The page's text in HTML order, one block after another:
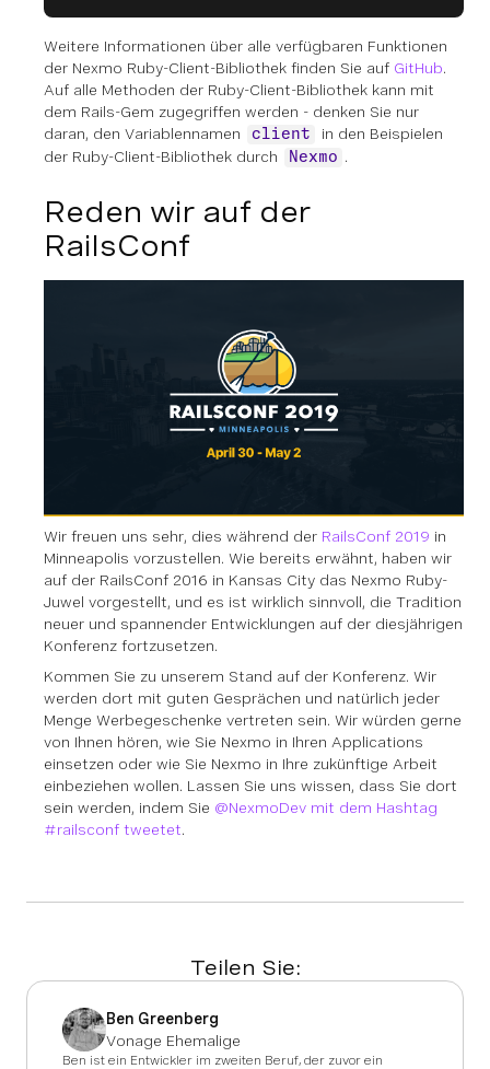
Weitere Informationen über alle verfügbaren Funktionen
der Nexmo Ruby-Client-Bibliothek finden Sie auf GitHub.
Auf alle Methoden der Ruby-Client-Bibliothek kann mit
dem Rails-Gem zugegriffen werden - denken Sie nur
daran, den Variablennamen
client
in den Beispielen
der Ruby-Client-Bibliothek durch
Nexmo .
Reden wir auf der
RailsConf
Wir freuen uns sehr, dies während der RailsConf 2019 in
Minneapolis vorzustellen. Wie bereits erwähnt, haben wir
auf der RailsConf 2016 in Kansas City das Nexmo Ruby-
Juwel vorgestellt, und es ist wirklich sinnvoll, die Tradition
neuer und spannender Entwicklungen auf der diesjährigen
Konferenz fortzusetzen.
Kommen Sie zu unserem Stand auf der Konferenz. Wir
werden dort mit guten Gesprächen und natürlich jeder
Menge Werbegeschenke vertreten sein. Wir würden gerne
von Ihnen hören, wie Sie Nexmo in Ihren Applications
einsetzen oder wie Sie Nexmo in Ihre zukünftige Arbeit
einbeziehen wollen. Lassen Sie uns wissen, dass Sie dort
sein werden, indem Sie @NexmoDev mit dem Hashtag
#railsconf tweetet.
Teilen Sie:
Ben Greenberg
Vonage Ehemalige
Ben ist ein Entwickler im zweiten Beruf, der zuvor ein